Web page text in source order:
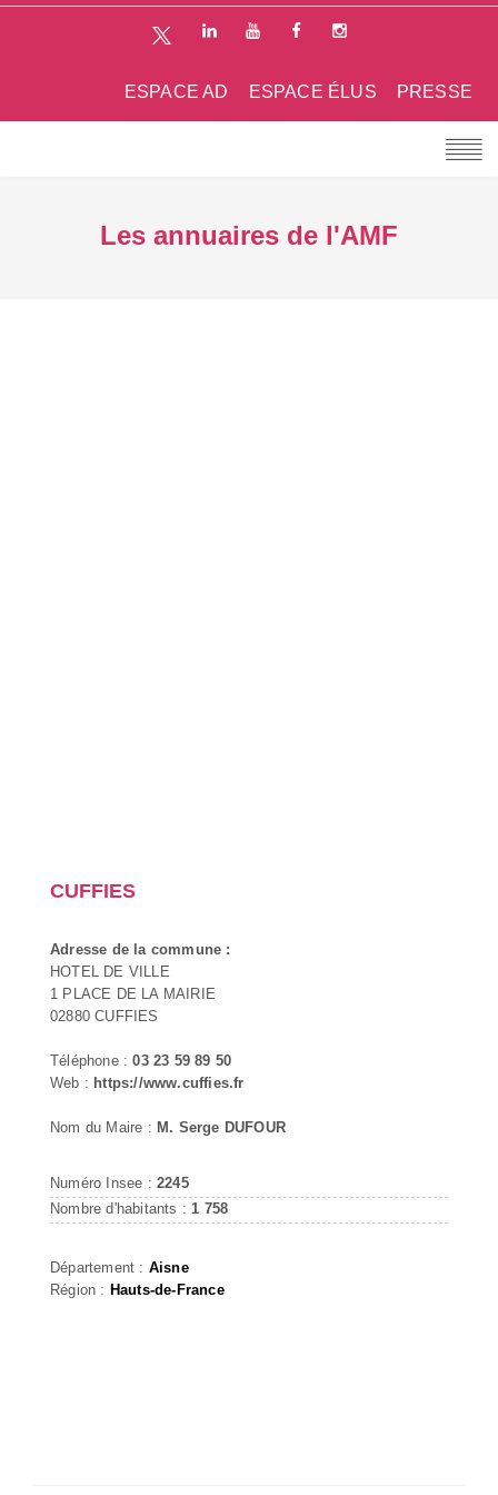
PRESSE
ESPACE ÉLUS
ESPACE AD
Les annuaires de l'AMF
CUFFIES
Adresse de la commune :
HOTEL DE VILLE
1 PLACE DE LA MAIRIE
02880 CUFFIES
Téléphone :03 23 59 89 50
Web : https://www.cuffies.fr
Nom du Maire : M. Serge DUFOUR
Numéro Insee : 2245
Nombre d'habitants : 1 758
Département : Aisne
Région : Hauts-de-France